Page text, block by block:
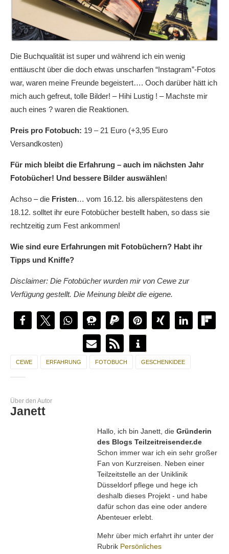
Die Buchqualität ist super und während ich ein wenig
enttäuscht über die doch etwas unscharfen “Instagram”-Fotos
war, waren meine Freunde begeistert…. Ooch darüber hätt ich
mich auch gefreut, tolle Bilder! – Hihi Lustig ! – Machste mir
auch eines ? waren die Reaktionen.
Preis pro Fotobuch: 19 – 21 Euro (+3,95 Euro
Versandkosten)
Für mich bleibt die Erfahrung – auch im nächsten Jahr
Fotobücher! Und bessere Bilder auswählen!
Achso – die Fristen… vom 16.12. bis allerspätestens den
18.12. solltet ihr eure Fotobücher bestellt haben, so dass sie
rechtzeitig zum Fest ankommen!
Wie sind eure Erfahrungen mit Fotobüchern? Habt ihr
Tipps und Kniffe?
Disclaimer: Die Fotobücher wurden mir von Cewe zur
Verfügung gestellt. Die Meinung bleibt die eigene.
CEWE ERFAHRUNG FOTOBUCH GESCHENKIDEE
Über den Autor
Janett
Hallo, ich bin Janett, die Gründerin
des Blogs Teilzeitreisender.de
Schon immer war ich ein sehr großer
Fan von Kurzreisen. Neben einer
Teilzeitstelle an der Uniklinik
Düsseldorf pflege und hege ich
deshalb dieses Projekt - und habe
dafür schon das eine oder andere
Abenteuer erlebt.
Mehr über mich erfahrt ihr unter der
Rubrik Persönliches